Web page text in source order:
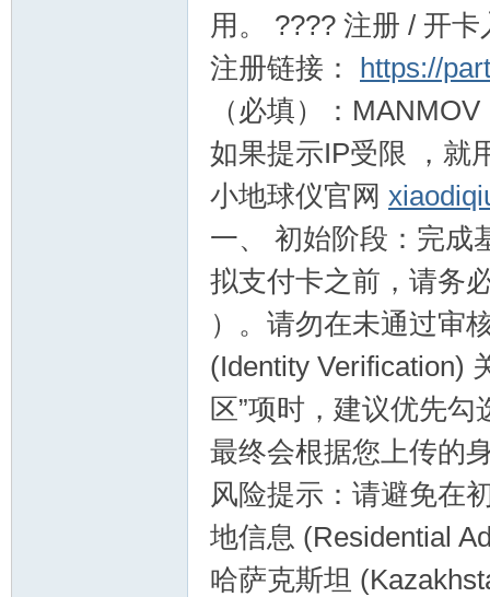
用。 ???? 注册 / 开
注册链接： https://
（必填）：MANMOV
如果提示IP受限 ，就
小地球仪官网
一、 初始阶段：完成
拟支付卡之前，请务
）。请勿在未通过审
(Identity Verification)
区”项时，建议优先
最终会根据您上传的
风险提示：请避免在
地信息 (Residential
哈萨克斯坦